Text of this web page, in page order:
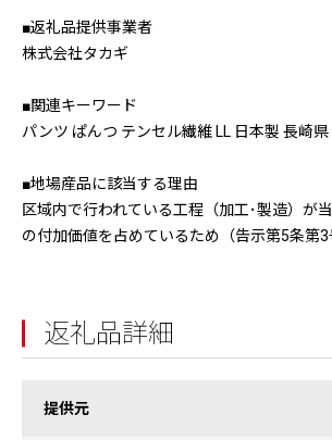
■返礼品提供事業者
株式会社タカギ
■関連キーワード
パンツ ぱんつ テンセル繊維 LL 日本製 長崎県
■地場産品に該当する理由
区域内で行われている工程（加工･製造）が
の付加価値を占めているため（告示第5条第3
返礼品詳細
提供元